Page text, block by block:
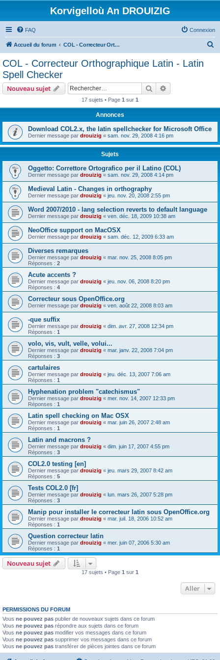
Korvigelloù An DROUIZIG
FAQ Connexion
Accueil du forum COL - Correcteur Orthographique Latin - Latin Spell Checker
COL - Correcteur Orthographique Latin - Latin
Spell Checker
Nouveau sujet Rechercher
17 sujets • Page 1 sur 1
Annonces
Download COL2.x, the latin spellchecker for Microsoft Office
Dernier message par drouizig « sam. nov. 29, 2008 4:16 pm
Sujets
Oggetto: Correttore Ortografico per il Latino (COL)
Dernier message par drouizig « sam. nov. 29, 2008 4:14 pm
Medieval Latin - Changes in orthography
Dernier message par drouizig « jeu. nov. 20, 2008 2:55 pm
Word 2007/2010 - lang selection reverts to default language
Dernier message par drouizig « ven. déc. 18, 2009 10:38 am
NeoOffice support on MacOSX
Dernier message par drouizig « sam. déc. 12, 2009 6:33 am
Diverses remarques
Dernier message par drouizig « mar. nov. 25, 2008 8:05 pm
Réponses : 2
Acute accents ?
Dernier message par drouizig « jeu. nov. 06, 2008 8:20 pm
Réponses : 4
Correcteur sous OpenOffice.org
Dernier message par drouizig « ven. août 22, 2008 8:03 am
-que suffix
Dernier message par drouizig « dim. avr. 27, 2008 12:34 pm
Réponses : 1
volo, vis, vult, velle, volui...
Dernier message par drouizig « mar. janv. 22, 2008 7:04 pm
Réponses : 3
cartulaires
Dernier message par drouizig « jeu. déc. 13, 2007 7:06 am
Réponses : 1
Hyphenation problem "catechismus"
Dernier message par drouizig « mer. nov. 14, 2007 12:33 pm
Réponses : 1
Latin spell checking on Mac OSX
Dernier message par drouizig « mar. juin 26, 2007 2:48 am
Réponses : 1
Latin and macrons ?
Dernier message par drouizig « dim. juin 17, 2007 4:55 pm
Réponses : 3
COL2.0 testing [en]
Dernier message par drouizig « jeu. mars 29, 2007 8:42 am
Réponses : 5
Tests COL2.0 [fr]
Dernier message par drouizig « lun. mars 26, 2007 5:28 pm
Réponses : 3
Manip pour installer le correcteur latin sous OpenOffice.org
Dernier message par drouizig « mar. juil. 18, 2006 10:52 am
Réponses : 1
Question correcteur latin
Dernier message par drouizig « mer. juin 07, 2006 5:30 am
Réponses : 1
Nouveau sujet
17 sujets • Page 1 sur 1
Aller
PERMISSIONS DU FORUM
Vous ne pouvez pas publier de nouveaux sujets dans ce forum
Vous ne pouvez pas répondre aux sujets dans ce forum
Vous ne pouvez pas modifier vos messages dans ce forum
Vous ne pouvez pas supprimer vos messages dans ce forum
Vous ne pouvez pas transférer de pièces jointes dans ce forum